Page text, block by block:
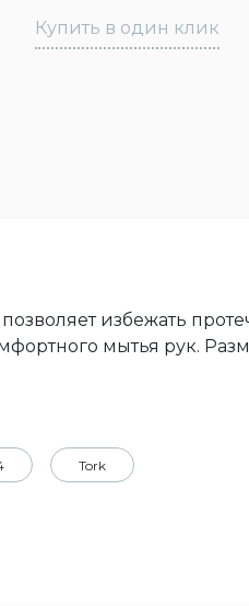
Купить в один клик
избежать
мытья рук.
Tork